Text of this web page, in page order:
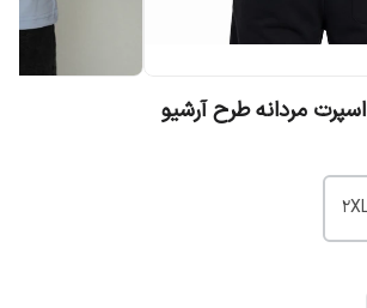
مردانه طرح آرشیو